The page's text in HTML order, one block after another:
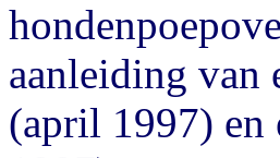
aanleiding van
(april 1997) en